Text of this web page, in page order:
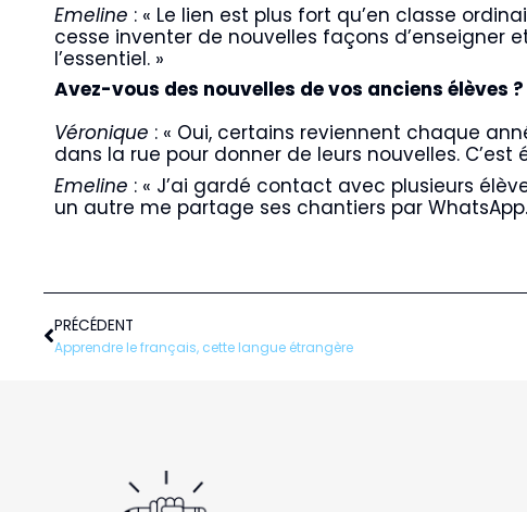
Emeline : « Le lien est plus fort qu’en classe
cesse inventer de nouvelles façons d’enseigner
l’essentiel. »
Avez-vous des nouvelles de vos anciens élèves ?
Véronique : « Oui, certains reviennent chaque
dans la rue pour donner de leurs nouvelles.
Emeline : « J’ai gardé contact avec plusieurs
un autre me partage ses chantiers par
Précédent
PRÉCÉDENT
Apprendre le français, cette langue étrangère